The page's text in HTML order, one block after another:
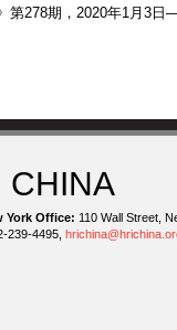
第278期，2020年1月3日
CHINA
York Office: 110 Wall Street,
239-4495,